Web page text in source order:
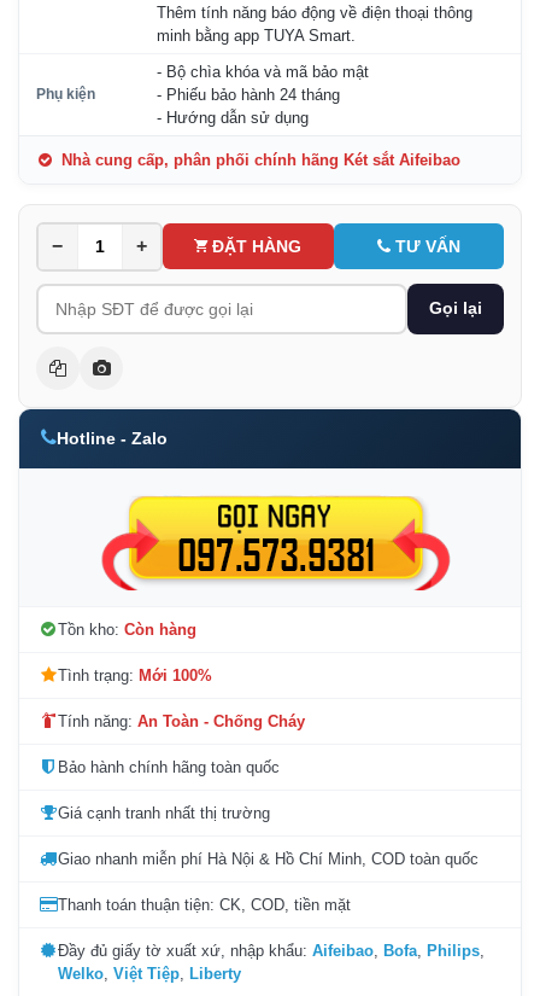
Thêm tính năng báo động về điện thoại thông
minh bằng app TUYA Smart.
Phụ kiện
- Bộ chìa khóa và mã bảo mật
- Phiếu bảo hành 24 tháng
- Hướng dẫn sử dụng
Nhà cung cấp, phân phối chính hãng Két sắt Aifeibao
− + ĐẶT HÀNG TƯ VẤN
Gọi lại
Hotline - Zalo
Tồn kho: Còn hàng
Tình trạng: Mới 100%
Tính năng: An Toàn - Chống Cháy
Bảo hành chính hãng toàn quốc
Giá cạnh tranh nhất thị trường
Giao nhanh miễn phí Hà Nội & Hồ Chí Minh, COD toàn quốc
Thanh toán thuận tiện: CK, COD, tiền mặt
Đầy đủ giấy tờ xuất xứ, nhập khẩu: Aifeibao Bofa Philips
Welko Việt Tiệp Liberty